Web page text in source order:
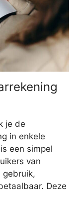
je de
in enkele
een simpel
van
gebruik,
Deze